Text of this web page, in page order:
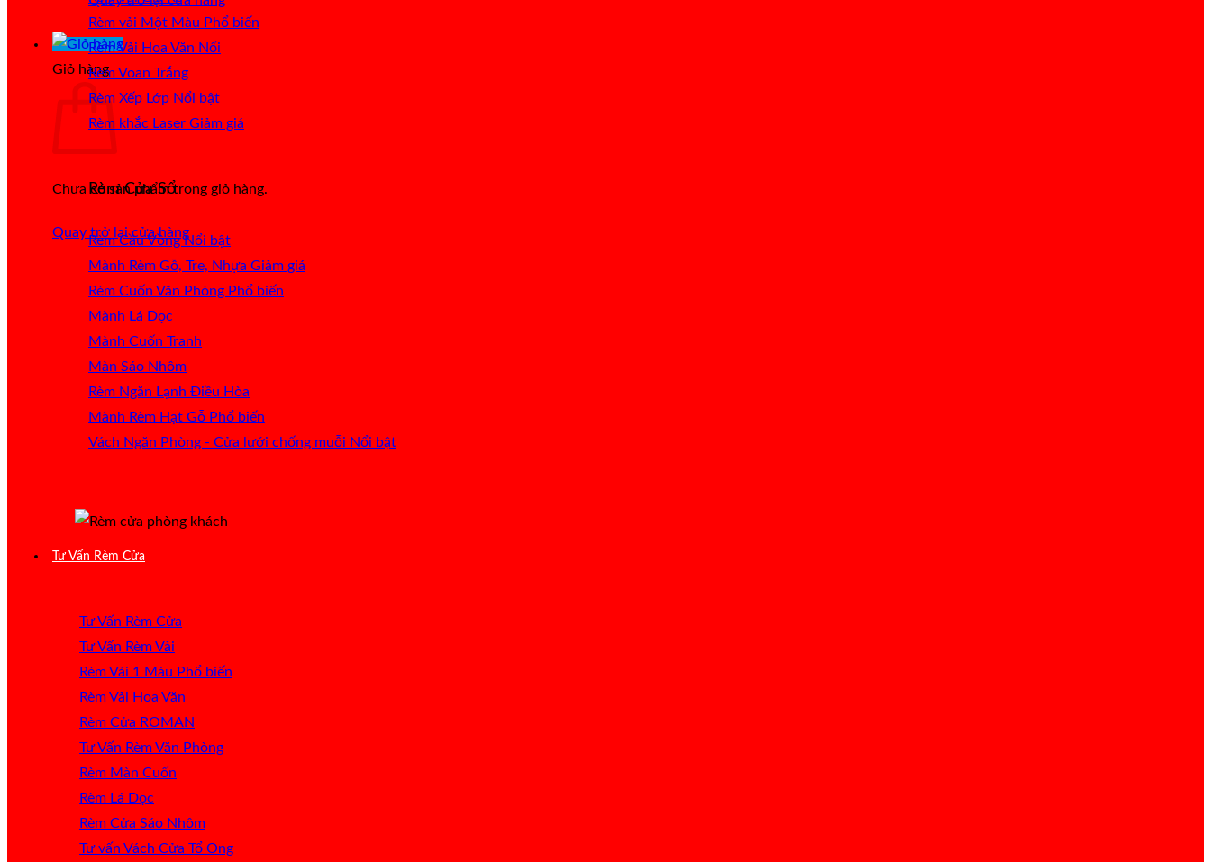
Giỏ hàng
Chưa có sản phẩm trong giỏ hàng.
Quay trở lại cửa hàng
Rèm vải Một Màu
Rèm Vải Hoa Văn Nổi
Rèm Voan Trắng
Rèm Xếp Lớp
Rèm khắc Laser
Rèm Cửa Sổ
Rèm Cầu Vồng
Mành Rèm Gỗ, Tre, Nhựa
Rèm Cuốn Văn Phòng
Mành Lá Dọc
Mành Cuốn Tranh
Màn Sáo Nhôm
Rèm Ngăn Lạnh Điều Hòa
Mành Rèm Hạt Gỗ
Vách Ngăn Phòng - Cửa lưới chống muỗi
Tư Vấn Rèm Cửa
Tư Vấn Rèm Cửa
Tư Vấn Rèm Vải
Rèm Vải 1 Màu
Rèm Vải Hoa Văn
Rèm Cửa ROMAN
Tư Vấn Rèm Văn Phòng
Rèm Màn Cuốn
Rèm Lá Dọc
Rèm Cửa Sáo Nhôm
Tư vấn Vách Cửa Tổ Ong